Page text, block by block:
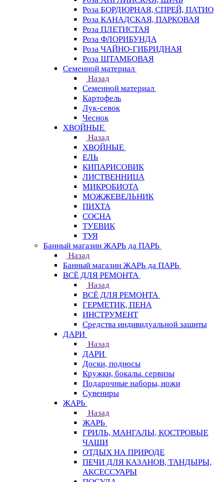
Роза БОРДЮРНАЯ, СПРЕЙ, ПАТИО
Роза КАНАДСКАЯ, ПАРКОВАЯ
Роза ПЛЕТИСТАЯ
Роза ФЛОРИБУНДА
Роза ЧАЙНО-ГИБРИДНАЯ
Роза ШТАМБОВАЯ
Семенной материал
Назад
Семенной материал
Картофель
Лук-севок
Чеснок
ХВОЙНЫЕ
Назад
ХВОЙНЫЕ
ЕЛЬ
КИПАРИСОВИК
ЛИСТВЕННИЦА
МИКРОБИОТА
МОЖЖЕВЕЛЬНИК
ПИХТА
СОСНА
ТУЕВИК
ТУЯ
Банный магазин ЖАРЬ да ПАРЬ
Назад
Банный магазин ЖАРЬ да ПАРЬ
ВСЁ ДЛЯ РЕМОНТА
Назад
ВСЁ ДЛЯ РЕМОНТА
ГЕРМЕТИК, ПЕНА
ИНСТРУМЕНТ
Средства индивидуальной защиты
ДАРИ
Назад
ДАРИ
Доски, подносы
Кружки, бокалы. сервизы
Подарочные наборы, ножи
Сувениры
ЖАРЬ
Назад
ЖАРЬ
ГРИЛЬ, МАНГАЛЫ, КОСТРОВЫЕ
ЧАШИ
ОТДЫХ НА ПРИРОДЕ
ПЕЧИ ДЛЯ КАЗАНОВ, ТАНДЫРЫ,
АКСЕССУАРЫ